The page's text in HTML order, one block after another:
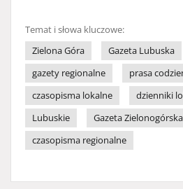
Temat i słowa kluczowe:
Zielona Góra
Gazeta Lubuska
gazety regionalne
prasa
czasopisma lokalne
dzienniki
Lubuskie
Gazeta Zielonogórska
czasopisma regionalne